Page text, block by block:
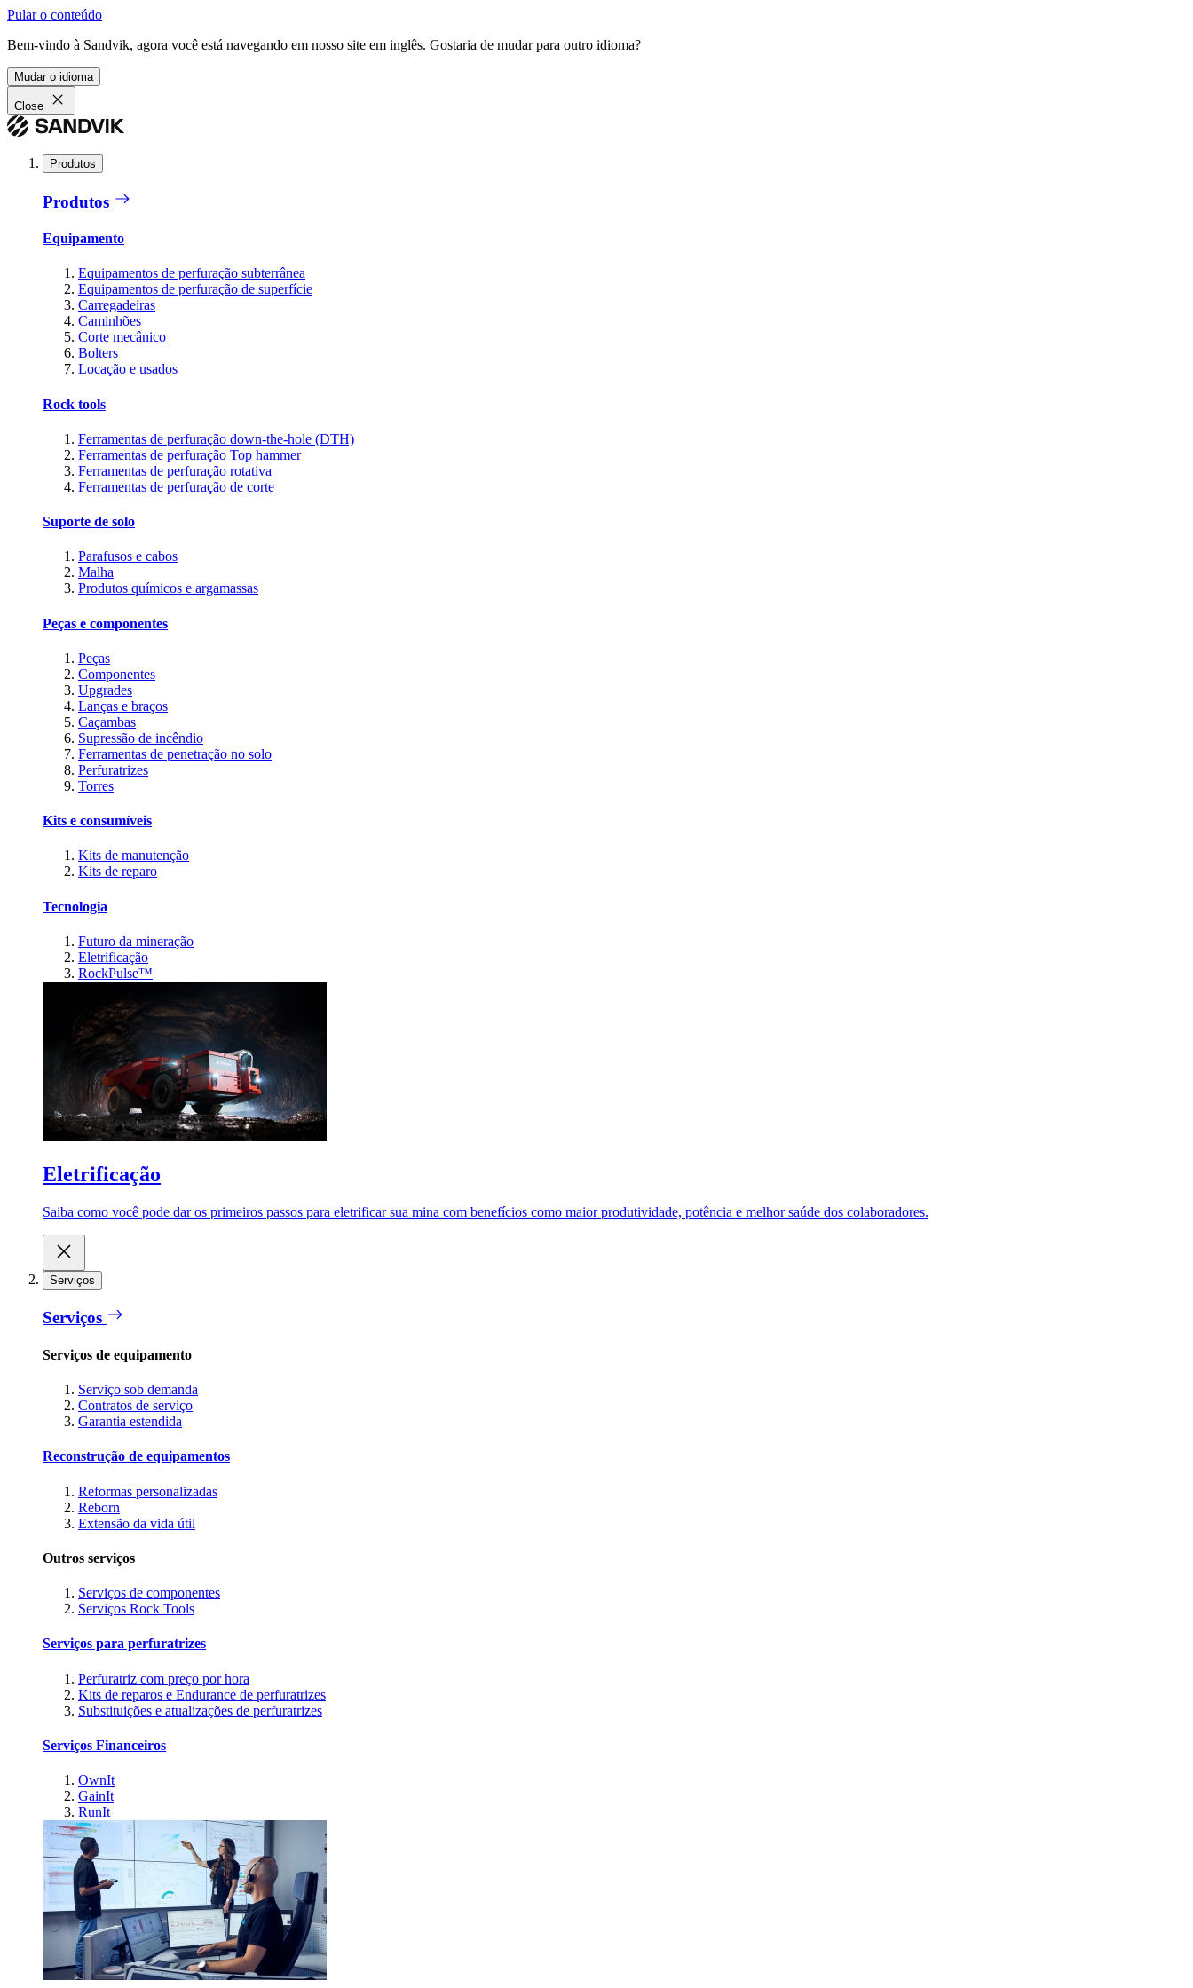
Pular o conteúdo
Bem-vindo à Sandvik, agora você está navegando em nosso site em inglês. Gostaria de mudar para outro idioma?
Mudar o idioma
Close
Produtos
Produtos
Equipamento
Equipamentos de perfuração subterrânea
Equipamentos de perfuração de superfície
Carregadeiras
Caminhões
Corte mecânico
Bolters
Locação e usados
Rock tools
Ferramentas de perfuração down-the-hole (DTH)
Ferramentas de perfuração Top hammer
Ferramentas de perfuração rotativa
Ferramentas de perfuração de corte
Suporte de solo
Parafusos e cabos
Malha
Produtos químicos e argamassas
Peças e componentes
Peças
Componentes
Upgrades
Lanças e braços
Caçambas
Supressão de incêndio
Ferramentas de penetração no solo
Perfuratrizes
Torres
Kits e consumíveis
Kits de manutenção
Kits de reparo
Tecnologia
Futuro da mineração
Eletrificação
RockPulse™
Eletrificação
Saiba como você pode dar os primeiros passos para eletrificar sua mina com benefícios como maior produtividade, potência e melhor saúde dos colaboradores.
Serviços
Serviços
Serviços de equipamento
Serviço sob demanda
Contratos de serviço
Garantia estendida
Reconstrução de equipamentos
Reformas personalizadas
Reborn
Extensão da vida útil
Outros serviços
Serviços de componentes
Serviços Rock Tools
Serviços para perfuratrizes
Perfuratriz com preço por hora
Kits de reparos e Endurance de perfuratrizes
Substituições e atualizações de perfuratrizes
Serviços Financeiros
OwnIt
GainIt
RunIt